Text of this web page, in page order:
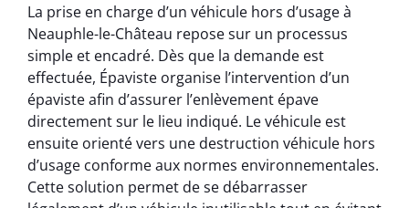
La prise en charge d’un véhicule hors d’usage à
Neauphle-le-Château repose sur un processus
simple et encadré. Dès que la demande est
effectuée, Épaviste organise l’intervention d’un
épaviste afin d’assurer l’enlèvement épave
directement sur le lieu indiqué. Le véhicule est
ensuite orienté vers une destruction véhicule hors
d’usage conforme aux normes environnementales.
Cette solution permet de se débarrasser